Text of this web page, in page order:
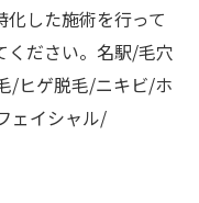
化した施術を行って
ください。名駅/毛穴
/ヒゲ脱毛/ニキビ/ホ
ェイシャル/